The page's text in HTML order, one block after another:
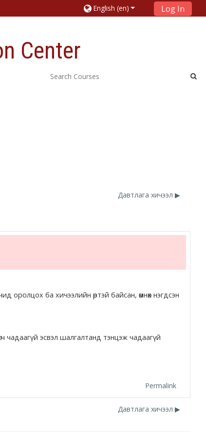
English ‎(en)‎ Log In
Center
Давтлага хичээл ▶︎
оролцох ба хичээлийн өртэй байсан, өмнөх нэгдсэн
чадаагүй эсвэл шалгалтанд тэнцэж чадаагүй
Permalink
Давтлага хичээл ▶︎